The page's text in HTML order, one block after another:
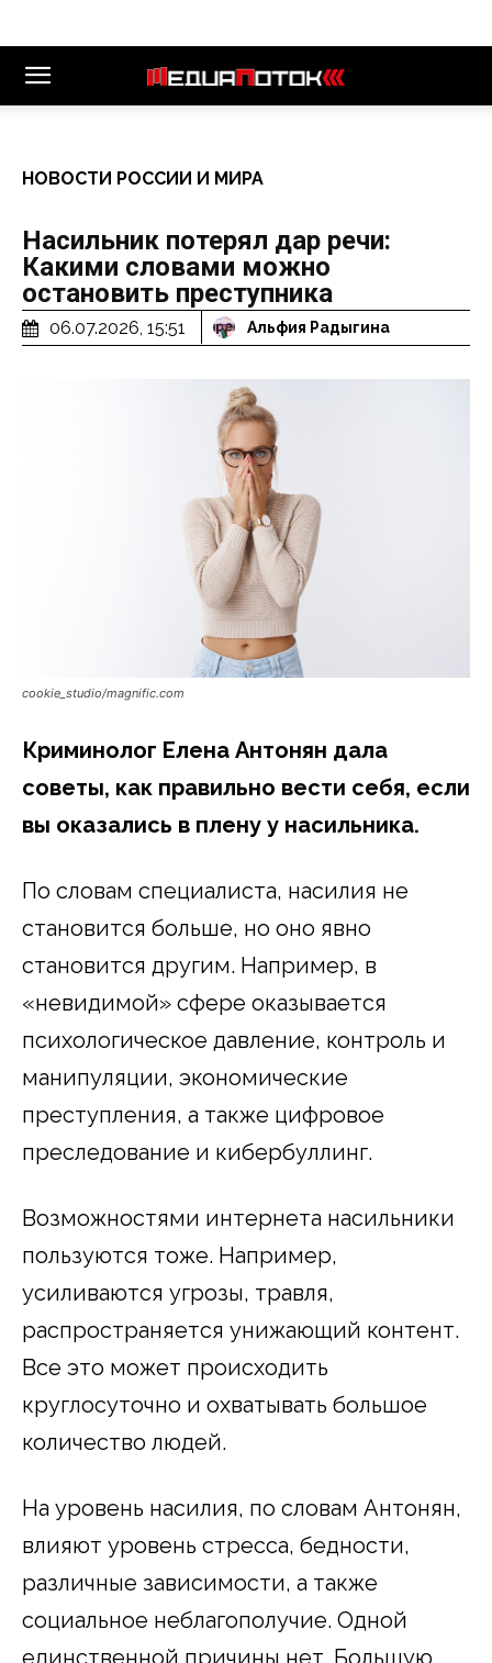
НОВОСТИ РОССИИ И МИРА
Насильник потерял дар речи:
Какими словами можно
остановить преступника
06.07.2026, 15:51 Альфия Радыгина
cookie_studio/magnific.com
Криминолог Елена Антонян дала
советы, как правильно вести себя, если
вы оказались в плену у насильника.
По словам специалиста, насилия не
становится больше, но оно явно
становится другим. Например, в
«невидимой» сфере оказывается
психологическое давление, контроль и
манипуляции, экономические
преступления, а также цифровое
преследование и кибербуллинг.
Возможностями интернета насильники
пользуются тоже. Например,
усиливаются угрозы, травля,
распространяется унижающий контент.
Все это может происходить
круглосуточно и охватывать большое
количество людей.
На уровень насилия, по словам Антонян,
влияют уровень стресса, бедности,
различные зависимости, а также
социальное неблагополучие. Одной
единственной причины нет. Большую